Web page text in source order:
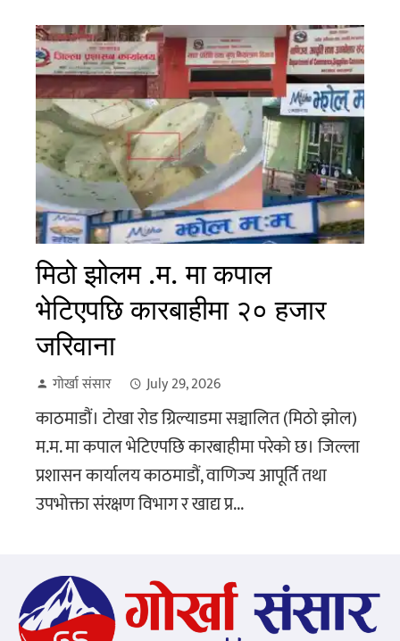
मिठो झोलम .म. मा कपाल
भेटिएपछि कारबाहीमा २० हजार
जरिवाना
गोर्खा संसार July 29, 2026
काठमाडौं। टोखा रोड ग्रिल्याडमा सञ्चालित (मिठो झोल)
म.म. मा कपाल भेटिएपछि कारबाहीमा परेको छ। जिल्ला
प्रशासन कार्यालय काठमाडौं, वाणिज्य आपूर्ति तथा
उपभोक्ता संरक्षण विभाग र खाद्य प्र...